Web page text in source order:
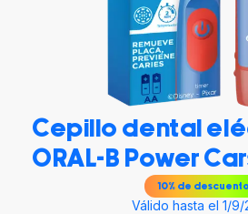
Cepillo dental
ORAL-B Power
10% de descuento
Válido hasta el 1/9/